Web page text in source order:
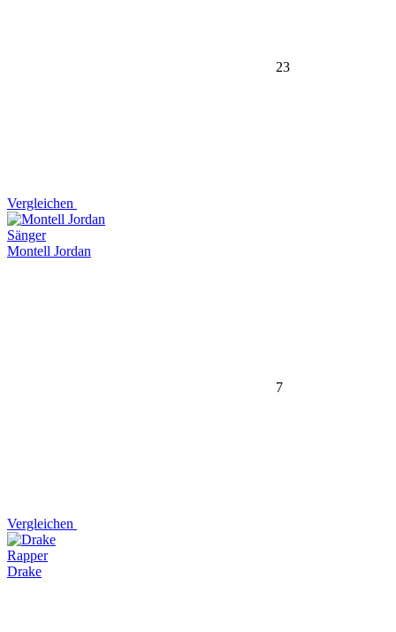
23
Vergleichen
Sänger
Montell Jordan
7
Vergleichen
Rapper
Drake